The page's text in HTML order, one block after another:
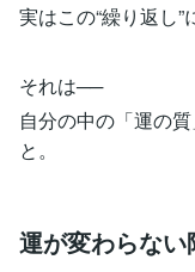
実はこの“繰り返し”
それは──
自分の中の「運の
と。
運が変わらな